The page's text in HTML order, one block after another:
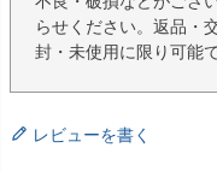
らせください。返品・
封・未使用に限り可能で
レビューを書く